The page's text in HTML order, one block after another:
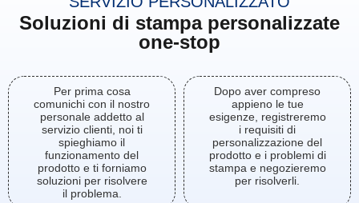
Soluzioni di stampa personalizzate
one-stop
Per prima cosa
comunichi con il nostro
personale addetto al
servizio clienti, noi ti
spieghiamo il
funzionamento del
prodotto e ti forniamo
soluzioni per risolvere
il problema.
Dopo aver compreso
appieno le tue
esigenze, registreremo
i requisiti di
personalizzazione del
prodotto e i problemi di
stampa e negozieremo
per risolverli.